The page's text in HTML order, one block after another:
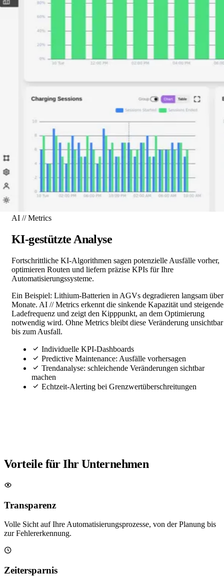
AI // Metrics
KI-gestützte Analyse
Fortschrittliche KI-Algorithmen sagen potenzielle Ausfälle vorher,
optimieren Routen und liefern präzise KPIs für Ihre
Automatisierungssysteme.
Ein Beispiel: Lithium-Batterien in AGVs degradieren langsam über
Monate. AI // Metrics erkennt die sinkende Kapazität und steigende
Ladefrequenz und zeigt den Kipppunkt, an dem Optimierung
notwendig wird. Ohne Metrics bleibt diese Veränderung unsichtbar
bis zum Ausfall.
Individuelle KPI-Dashboards
Predictive Maintenance: Ausfälle vorhersagen
Trendanalyse: schleichende Veränderungen sichtbar
machen
Echtzeit-Alerting bei Grenzwertüberschreitungen
Vorteile für Ihr Unternehmen
Transparenz
Volle Sicht auf Ihre Automatisierungsprozesse, von der Planung bis
zur Fehlererkennung.
Zeitersparnis